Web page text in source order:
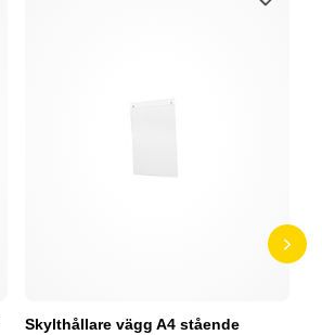
Skylthållare vägg A4 stående